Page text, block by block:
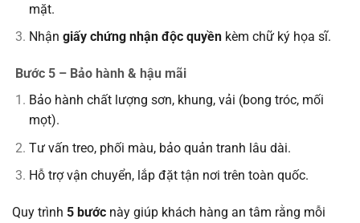
mặt.
Nhận giấy chứng nhận độc quyềnkèm chữ ký họa sĩ.
Bước 5 – Bảo hành & hậu mãi
Bảo hành chất lượng sơn, khung, vải (bong tróc, mối
mọt).
Tư vấn treo, phối màu, bảo quản tranh lâu dài.
Hỗ trợ vận chuyển, lắp đặt tận nơi trên toàn quốc.
Quy trình 5 bước này giúp khách hàng an tâm rằng mỗi